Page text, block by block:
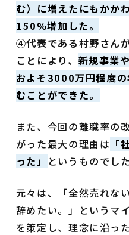
む）に増えたにもかか
150%増加した。
④代表である村野さん
ことにより、 新規事業
およそ3000万円程度
むことができた。
また、今回の離職率の
がった最大の理由は 「
った」
というものでした
元々は、「全然売れな
辞めたい。」というマ
を策定し、理念に沿っ